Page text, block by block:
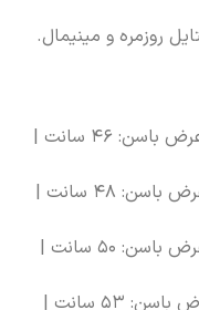
روزمره و مینیمال.
سایز ۳۴ → عرض کمر: ۳۳ سانت | عرض باسن: ۴۶ سانت |
سایز ۳۶ → عرض کمر: ۳۴ سانت | عرض باسن: ۴۸ سانت |
سایز ۳۸ → عرض کمر: ۳۸ سانت | عرض باسن: ۵۰ سانت |
سایز ۴۰ → عرض کمر: ۴۰ سانت | عرض باسن: ۵۳ سانت |